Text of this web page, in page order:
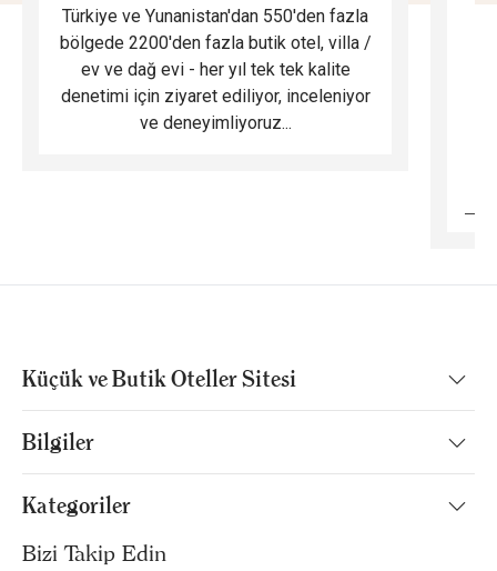
Türkiye ve Yunanistan'dan 550'den fazla
bölgede 2200'den fazla butik otel, villa /
ev ve dağ evi - her yıl tek tek kalite
denetimi için ziyaret ediliyor, inceleniyor
ve deneyimliyoruz...
Küçük ve Butik Oteller Sitesi
Bilgiler
Kategoriler
Bizi Takip Edin